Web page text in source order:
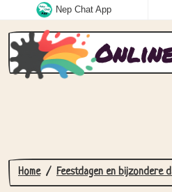
Nep Chat App
Home Feestdagen en bijzondere